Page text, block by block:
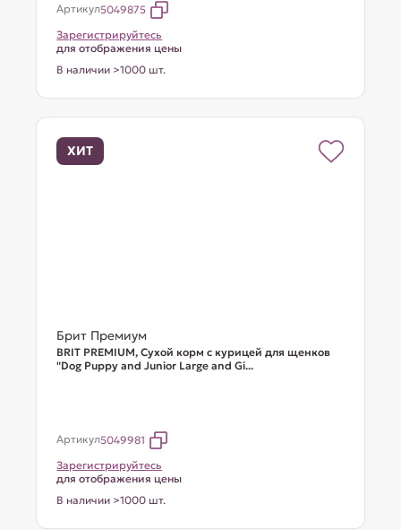
Артикул5049875
Зарегистрируйтесь
для отображения цены
В наличии >1000 шт.
ХИТ
Брит Премиум
BRIT PREMIUM, Сухой корм с курицей для щенков
"Dog Puppy and Junior Large and Gi...
Артикул5049981
Зарегистрируйтесь
для отображения цены
В наличии >1000 шт.